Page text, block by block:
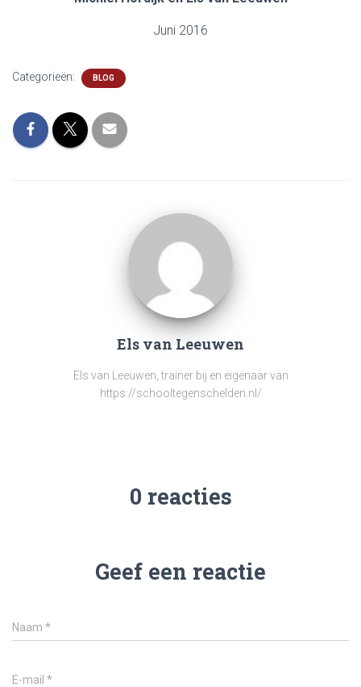
Juni 2016
Categorieën: BLOG
Els van Leeuwen
Els van Leeuwen, trainer bij en eigenaar van
https://schooltegenschelden.nl/
0 reacties
Geef een reactie
Naam *
E-mail *